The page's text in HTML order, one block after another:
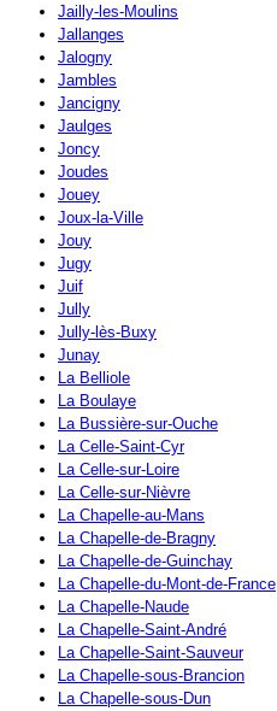
Jailly-les-Moulins
Jallanges
Jalogny
Jambles
Jancigny
Jaulges
Joncy
Joudes
Jouey
Joux-la-Ville
Jouy
Jugy
Juif
Jully
Jully-lès-Buxy
Junay
La Belliole
La Boulaye
La Bussière-sur-Ouche
La Celle-Saint-Cyr
La Celle-sur-Loire
La Celle-sur-Nièvre
La Chapelle-au-Mans
La Chapelle-de-Bragny
La Chapelle-de-Guinchay
La Chapelle-du-Mont-de-France
La Chapelle-Naude
La Chapelle-Saint-André
La Chapelle-Saint-Sauveur
La Chapelle-sous-Brancion
La Chapelle-sous-Dun